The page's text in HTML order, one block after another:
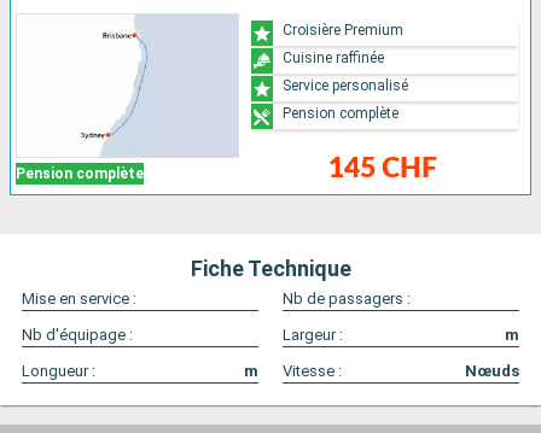
Pension complète 145 CHF
Croisière Premium
Cuisine raffinée
Service personalisé
Pension complète
Fiche Technique
Mise en service :
Nb de passagers :
Nb d'équipage :
Largeur :
m
Longueur :
m Vitesse : Nœuds